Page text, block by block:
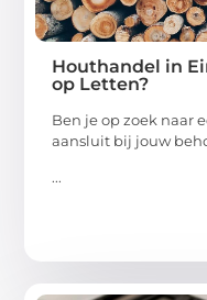
Houthandel in
op Letten?
Ben je op zoek naar
aansluit bij jouw
...